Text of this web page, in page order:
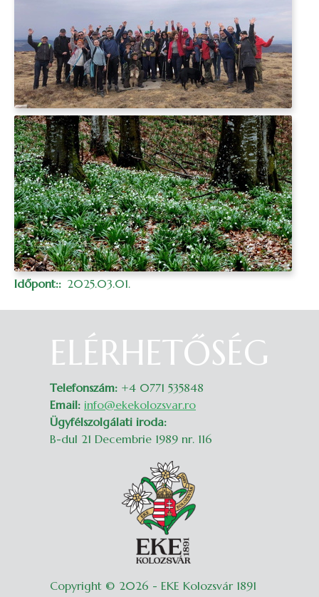
Időpont: 2025.03.01.
ELÉRHETŐSÉG
Telefonszám: +4 0771 535848
Email: info@ekekolozsvar.ro
Ügyfélszolgálati iroda:
B-dul 21 Decembrie 1989 nr. 116
Copyright © 2026 - EKE Kolozsvár 1891